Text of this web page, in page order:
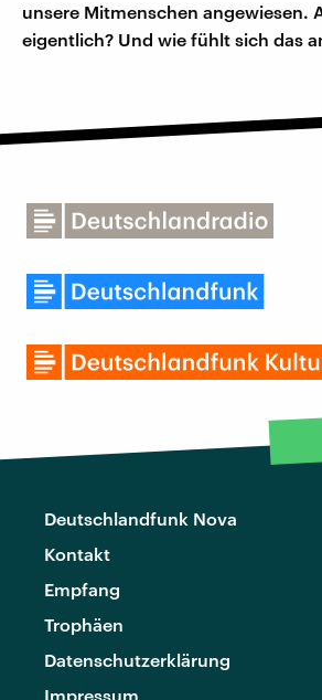
unsere Mitmenschen angewiesen.
eigentlich? Und wie fühlt sich das
Deutschlandfunk Nova
Kontakt
Empfang
Trophäen
Datenschutzerklärung
Impressum